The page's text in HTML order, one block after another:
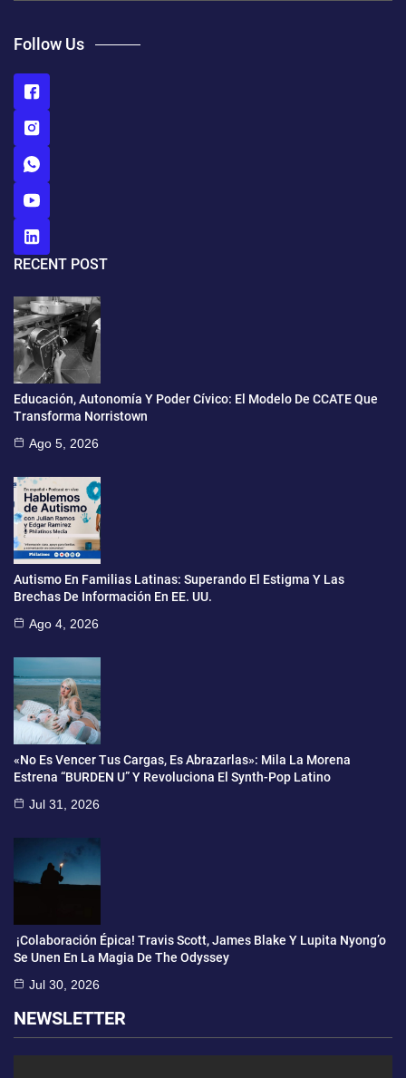
Follow Us
RECENT POST
Educación, Autonomía Y Poder Cívico: El Modelo De CCATE Que
Transforma Norristown
Ago 5, 2026
Autismo En Familias Latinas: Superando El Estigma Y Las
Brechas De Información En EE. UU.
Ago 4, 2026
«No Es Vencer Tus Cargas, Es Abrazarlas»: Mila La Morena
Estrena “BURDEN U” Y Revoluciona El Synth-Pop Latino
Jul 31, 2026
¡Colaboración Épica! Travis Scott, James Blake Y Lupita Nyong’o
Se Unen En La Magia De The Odyssey
Jul 30, 2026
NEWSLETTER